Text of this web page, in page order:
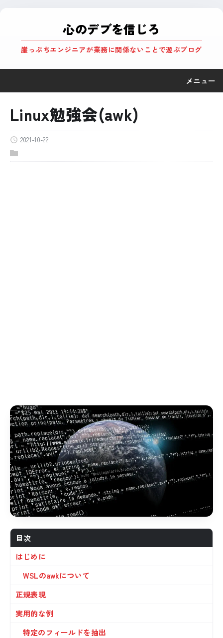
心のデブを信じろ
崖っぷちエンジニアが業務に関係ないことで遊ぶブログ
メニュー
Linux勉強会(awk)
2021-10-22
目次
はじめに
WSLのawkについて
正規表現
実用的な例
特定のフィールドを抽出